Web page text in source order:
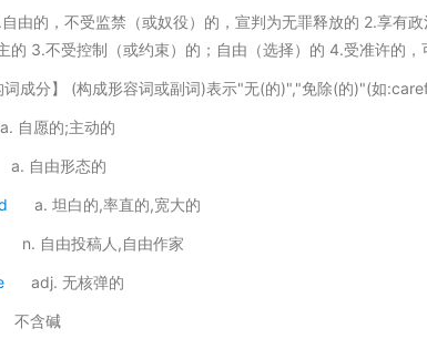
自由的，不受监禁（或奴役）的，宣判为无罪释放的 2.享有
的 3.不受控制（或约束）的；自由（选择）的 4.受准许的，
词成分】 (构成形容词或副词)表示"无(的)","免除(的)"(如
a. 自愿的;主动的
a. 自由形态的
a. 坦白的,率直的,宽大的
n. 自由投稿人,自由作家
adj. 无核弹的
不含碱